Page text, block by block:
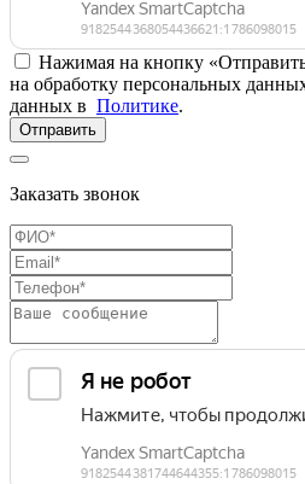
Нажимая на кнопку
на обработку персональных
данных в Политике.
Отправить
Заказать звонок